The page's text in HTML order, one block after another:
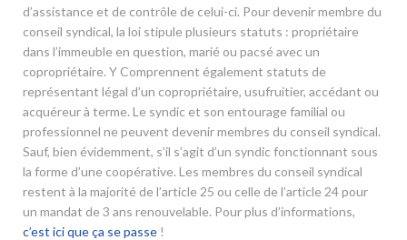
d’assistance et de contrôle de celui-ci. Pour devenir membre du
conseil syndical, la loi stipule plusieurs statuts : propriétaire
dans l’immeuble en question, marié ou pacsé avec un
copropriétaire. Y Comprennent également statuts de
représentant légal d’un copropriétaire, usufruitier, accédant ou
acquéreur à terme. Le syndic et son entourage familial ou
professionnel ne peuvent devenir membres du conseil syndical.
Sauf, bien évidemment, s’il s’agit d’un syndic fonctionnant sous
la forme d’une coopérative. Les membres du conseil syndical
restent à la majorité de l’article 25 ou celle de l’article 24 pour
un mandat de 3 ans renouvelable. Pour plus d’informations,
c’est ici que ça se passe !